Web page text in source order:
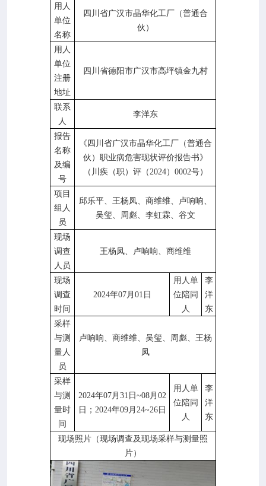
学术期刊
在线互动 
政务公开
用人
单位
名称
四川省广汉市晶华化工厂（普通合
伙）
用人
单位
注册
地址
四川省德阳市广汉市高坪镇金九村
联系
人
李洋东
报告
名称
及编
号
《四川省广汉市晶华化工厂（普通合
伙）职业病危害现状评价报告书》
（川疾（职）评（2024）0002号）
项目
组人
员
邱乐平、王杨凤、商维维、卢响响、
吴玺、周彪、李虹霖、谷文
现场
调查
人员
王杨凤、卢响响、商维维
现场
调查
时间
2024年07月01日
用人单
位陪同
人
李
洋
东
采样
与测
量人
员
卢响响、商维维、吴玺、周彪、王杨
凤
采样
与测
量时
间
2024年07月31日~08月02
日；2024年09月24~26日
用人单
位陪同
人
李
洋
东
现场照片（现场调查及现场采样与测量照
片）